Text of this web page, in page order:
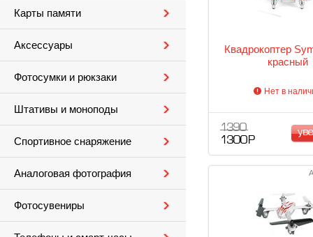
Карты памяти
Аксессуары
Фотосумки и рюкзаки
Штативы и моноподы
Спортивное снаряжение
Аналоговая фотография
Фотосувениры
Квадрокоптер
красный
Нет в
1 390
1 300 Р